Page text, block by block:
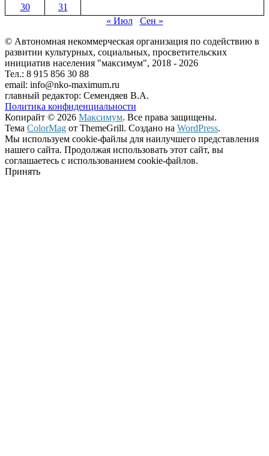
30
31
« Июл
Сен »
© Автономная некоммерческая организация по содействию в
развитии культурных, социальных, просветительских
инициатив населения "максимум", 2018 - 2026
Тел.: 8 915 856 30 88
email: info@nko-maximum.ru
главный редактор: Семендяев В.А.
Политика конфиденциальности
Копирайт © 2026 Максимум. Все права защищены.
Тема ColorMag от ThemeGrill. Создано на WordPress.
Мы используем cookie-файлы для наилучшего представления
нашего сайта. Продолжая использовать этот сайт, вы
соглашаетесь с использованием cookie-файлов.
Принять